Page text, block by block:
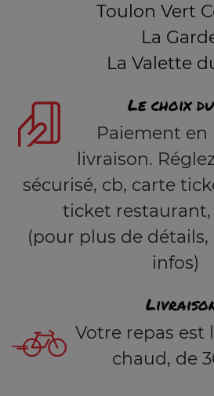
Toulon Vert
La
La Valette
Le choix
Paiement en
livraison.
sécurisé, cb, carte
ticket restaurant,
(pour plus de détails,
infos)
Votre repas est
chaud, de